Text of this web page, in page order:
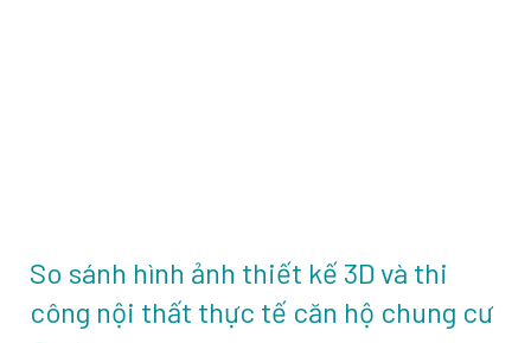
So sánh hình ảnh thiết kế 3D và thi
công nội thất thực tế căn hộ chung cư